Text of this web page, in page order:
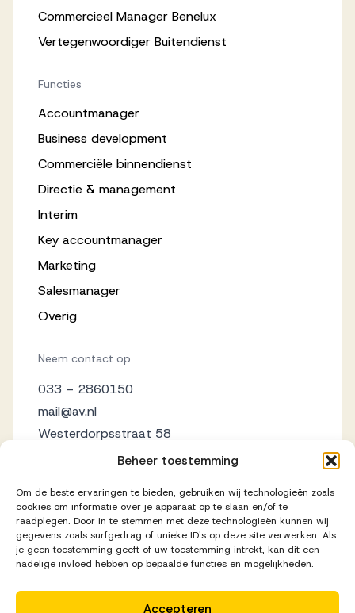
Beheer toestemming
Om de beste ervaringen te bieden, gebruiken wij technologieën zoals
cookies om informatie over je apparaat op te slaan en/of te
raadplegen. Door in te stemmen met deze technologieën kunnen wij
gegevens zoals surfgedrag of unieke ID's op deze site verwerken. Als
je geen toestemming geeft of uw toestemming intrekt, kan dit een
nadelige invloed hebben op bepaalde functies en mogelijkheden.
Accepteren
Commercieel Manager Benelux
Vertegenwoordiger Buitendienst
Functies
Accountmanager
Business development
Commerciële binnendienst
Directie & management
Interim
Key accountmanager
Marketing
Salesmanager
Overig
Neem contact op
033 – 2860150
mail@av.nl
Westerdorpsstraat 58
3871 AZ Hoevelaken